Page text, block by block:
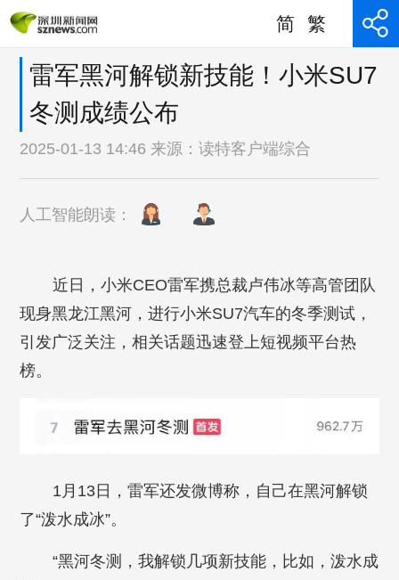
简 繁
雷军黑河解锁新技能！小米SU7
冬测成绩公布
2025-01-13 14:46 来源：读特客户端综合
人工智能朗读：
近日，小米CEO雷军携总裁卢伟冰等高管团队
现身黑龙江黑河，进行小米SU7汽车的冬季测试，
引发广泛关注，相关话题迅速登上短视频平台热
榜。
1月13日，雷军还发微博称，自己在黑河解锁
了“泼水成冰”。
“黑河冬测，我解锁几项新技能，比如，泼水成